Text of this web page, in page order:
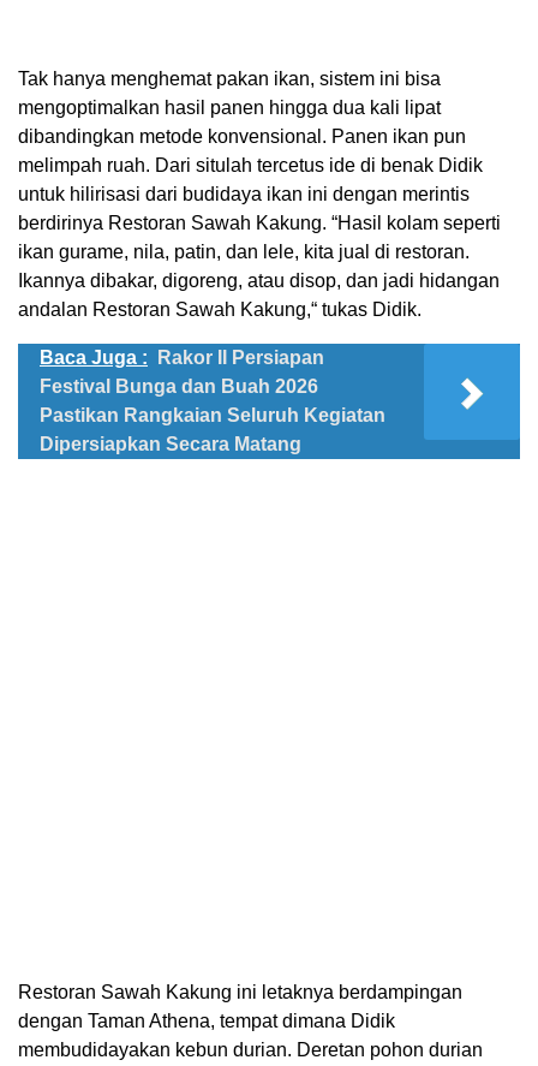
Tak hanya menghemat pakan ikan, sistem ini bisa
mengoptimalkan hasil panen hingga dua kali lipat
dibandingkan metode konvensional. Panen ikan pun
melimpah ruah. Dari situlah tercetus ide di benak Didik
untuk hilirisasi dari budidaya ikan ini dengan merintis
berdirinya Restoran Sawah Kakung. “Hasil kolam seperti
ikan gurame, nila, patin, dan lele, kita jual di restoran.
Ikannya dibakar, digoreng, atau disop, dan jadi hidangan
andalan Restoran Sawah Kakung,“ tukas Didik.
Baca Juga :
Rakor II Persiapan
Festival Bunga dan Buah 2026
Pastikan Rangkaian Seluruh Kegiatan
Dipersiapkan Secara Matang
Restoran Sawah Kakung ini letaknya berdampingan
dengan Taman Athena, tempat dimana Didik
membudidayakan kebun durian. Deretan pohon durian